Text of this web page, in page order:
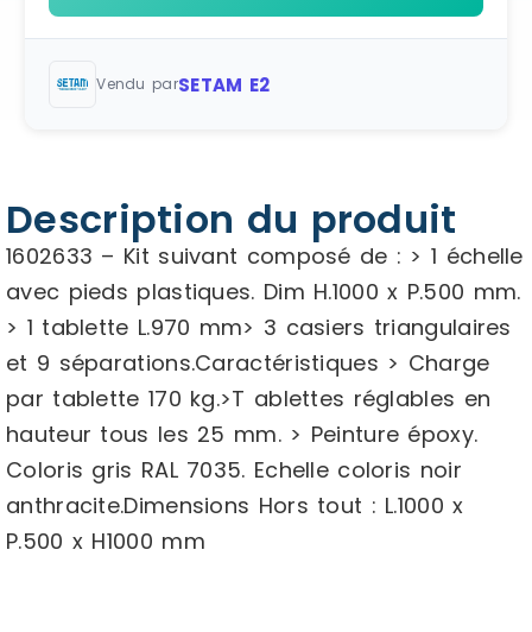
Vendu parSETAM E2
Description du produit
1602633 – Kit suivant composé de : > 1 échelle
avec pieds plastiques. Dim H.1000 x P.500 mm.
> 1 tablette L.970 mm> 3 casiers triangulaires
et 9 séparations.Caractéristiques > Charge
par tablette 170 kg.>T ablettes réglables en
hauteur tous les 25 mm. > Peinture époxy.
Coloris gris RAL 7035. Echelle coloris noir
anthracite.Dimensions Hors tout : L.1000 x
P.500 x H1000 mm